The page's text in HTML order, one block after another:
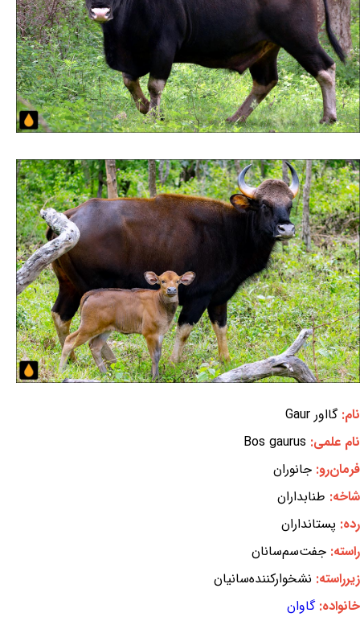
نام:گااور Gaur
نام علمی: Bos gaurus
فرمان‌رو: جانوران
شاخه: طنابداران
رده: پستانداران
راسته: جفت‌سم‌سانان
زیرراسته: نشخوارکننده‌سانیان
خانواده:گاوان